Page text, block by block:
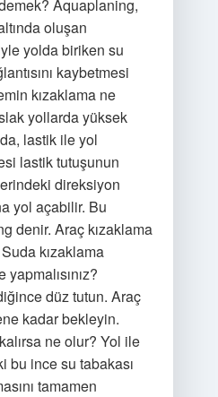
Aquaplaning,
oluşan
yolda biriken su
kaybetmesi
kızaklama ne
yollarda yüksek
lastik ile yol
lastik tutuşunun
direksiyon
yol açabilir. Bu
denir. Araç kızaklama
kızaklama
düz tutun. Araç
kadar bekleyin.
ne olur? Yol ile
bu ince su tabakası
tamamen